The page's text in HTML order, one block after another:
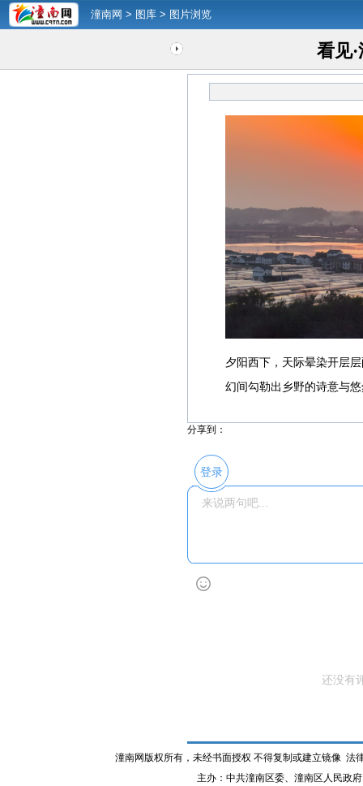
潼南网 > 图库 > 图片浏览
看见
夕阳西下，天际晕染开层
幻间勾勒出乡野的诗意与
分享到：
登录
还没有
潼南网版权所有，未经书面授权 不得复制或建立镜像
主办：中共潼南区委、潼南区人民政